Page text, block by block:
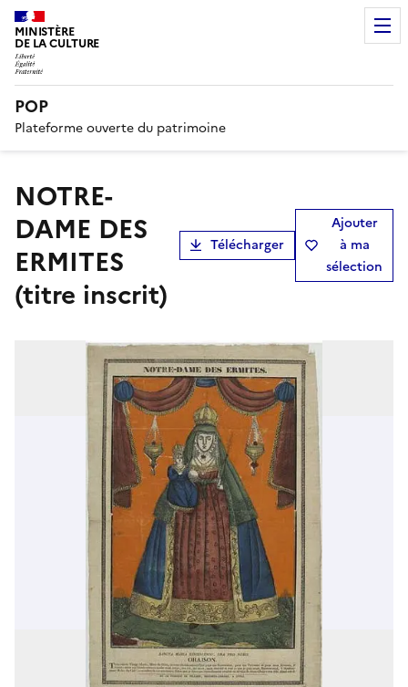
MINISTÈRE
DE LA CULTURE
POP
Plateforme ouverte du patrimoine
NOTRE-
DAME DES
ERMITES
(titre inscrit)
Télécharger
Ajouter
à ma
sélection